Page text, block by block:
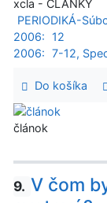
xcla - ČLÁNKY
PERIODIKÁ-
2006:
12
2006: 7-12,
Do košíka
článok
9. V čom